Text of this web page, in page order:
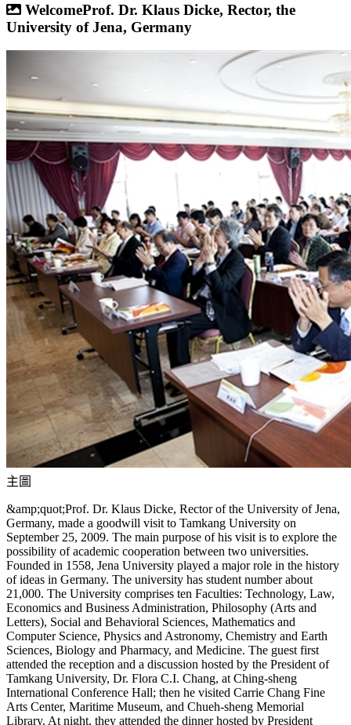
WelcomeProf. Dr. Klaus Dicke, Rector, the
University of Jena, Germany
主圖
&amp;quot;Prof. Dr. Klaus Dicke, Rector of the University of Jena,
Germany, made a goodwill visit to Tamkang University on
September 25, 2009. The main purpose of his visit is to explore the
possibility of academic cooperation between two universities.
Founded in 1558, Jena University played a major role in the history
of ideas in Germany. The university has student number about
21,000. The University comprises ten Faculties: Technology, Law,
Economics and Business Administration, Philosophy (Arts and
Letters), Social and Behavioral Sciences, Mathematics and
Computer Science, Physics and Astronomy, Chemistry and Earth
Sciences, Biology and Pharmacy, and Medicine. The guest first
attended the reception and a discussion hosted by the President of
Tamkang University, Dr. Flora C.I. Chang, at Ching-sheng
International Conference Hall; then he visited Carrie Chang Fine
Arts Center, Maritime Museum, and Chueh-sheng Memorial
Library. At night, they attended the dinner hosted by President